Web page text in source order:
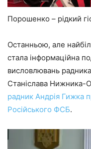
Порошенко – рідкий
Останньою, але
стала інформаційна
висловлювань
Станіслава Нижника-
радник Андрія Гижка
Російського ФСБ.